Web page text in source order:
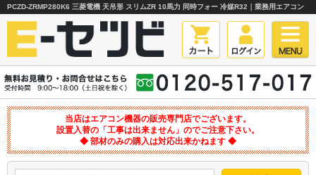
PCZD-ZRMP280K6 三菱電機 天吊形 スリムZR 10馬力 同時フォー 冷媒R32｜業務用エアコン
当店はエアコン機器の販売専門店でございます。
設置入替の「工事は出来ません」のでご注意下さい。
◆ 部材のみの購入は対応出来かねます ◆